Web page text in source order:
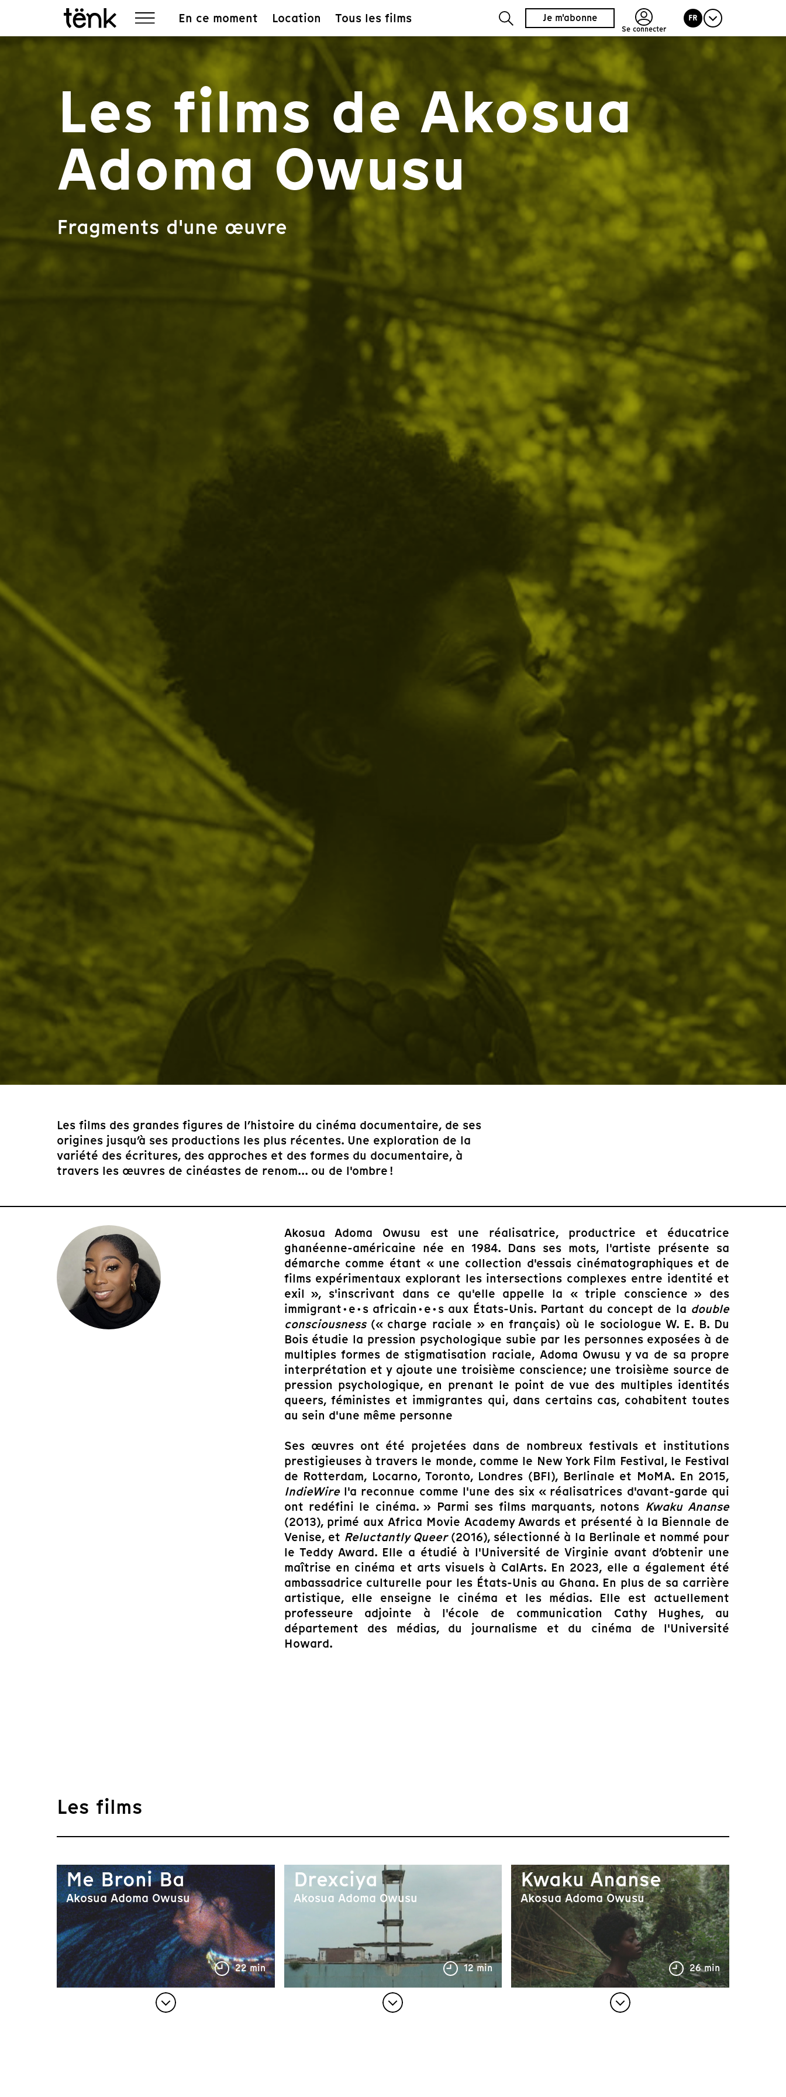
En ce moment Location Tous les films Je m'abonne
Se connecter
FR
Les films de Akosua
Adoma Owusu
Fragments d'une œuvre
Les films des grandes figures de l’histoire du cinéma documentaire, de ses
origines jusqu’à ses productions les plus récentes. Une exploration de la
variété des écritures, des approches et des formes du documentaire, à
travers les œuvres de cinéastes de renom... ou de l'ombre !
Akosua Adoma Owusu est une réalisatrice, productrice et éducatrice
ghanéenne-américaine née en 1984. Dans ses mots, l'artiste présente sa
démarche comme étant « une collection d'essais cinématographiques et de
films expérimentaux explorant les intersections complexes entre identité et
exil », s'inscrivant dans ce qu'elle appelle la « triple conscience » des
immigrant·e·s africain·e·s aux États-Unis. Partant du concept de la double
consciousness (« charge raciale » en français) où le sociologue W. E. B. Du
Bois étudie la pression psychologique subie par les personnes exposées à de
multiples formes de stigmatisation raciale, Adoma Owusu y va de sa propre
interprétation et y ajoute une troisième conscience; une troisième source de
pression psychologique, en prenant le point de vue des multiples identités
queers, féministes et immigrantes qui, dans certains cas, cohabitent toutes
au sein d'une même personne
Ses œuvres ont été projetées dans de nombreux festivals et institutions
prestigieuses à travers le monde, comme le New York Film Festival, le Festival
de Rotterdam, Locarno, Toronto, Londres (BFI), Berlinale et MoMA. En 2015,
IndieWirel'a reconnue comme l'une des six « réalisatrices d'avant-garde qui
ont redéfini le cinéma. » Parmi ses films marquants, notons Kwaku Ananse
(2013), primé aux Africa Movie Academy Awards et présenté à la Biennale de
Venise, et Reluctantly Queer(2016), sélectionné à la Berlinale et nommé pour
le Teddy Award. Elle a étudié à l'Université de Virginie avant d’obtenir une
maîtrise en cinéma et arts visuels à CalArts. En 2023, elle a également été
ambassadrice culturelle pour les États-Unis au Ghana. En plus de sa carrière
artistique, elle enseigne le cinéma et les médias. Elle est actuellement
professeure adjointe à l'école de communication Cathy Hughes, au
département des médias, du journalisme et du cinéma de l'Université
Howard.
Les films
Me Broni Ba
Akosua Adoma Owusu
22 min
Drexciya
Akosua Adoma Owusu
12 min
Kwaku Ananse
Akosua Adoma Owusu
26 min